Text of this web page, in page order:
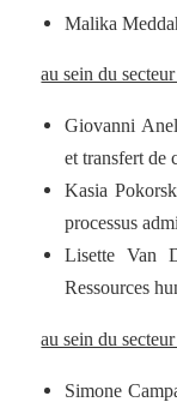
Malika
au sein du
Giovanni
et transfert de
Kasia
processus
Lisette Van
Ressources
au sein du
Simone